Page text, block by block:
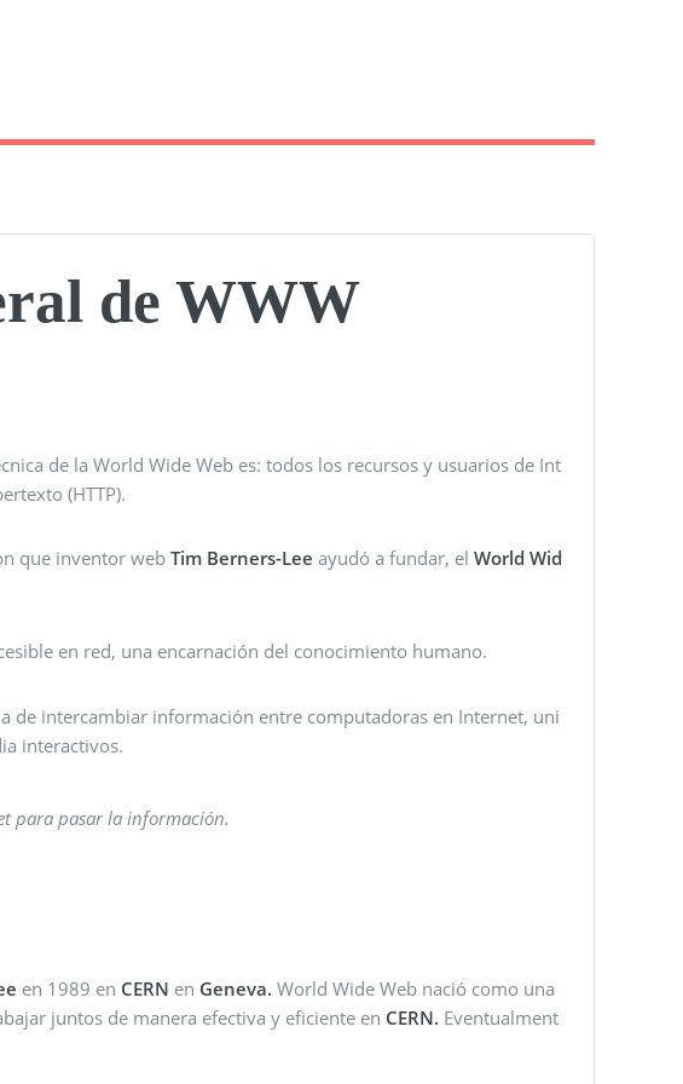
de WWW
de la World Wide Web es: todos los recursos y usuarios de Int
(HTTP).
que inventor webTim Berners-Lee ayudó a fundar, elWorld Wid
en red, una encarnación del conocimiento humano.
de intercambiar información entre computadoras en Internet, uni
interactivos.
para pasar la información.
en 1989 en CERN en Geneva. World Wide Web nació como una
juntos de manera efectiva y eficiente en CERN. Eventualment